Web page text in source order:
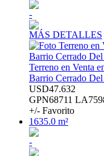
-
MÁS DETALLES
Terreno en Venta
Barrio Cerrado
USD47.632
GPN68711
+/- Favorito
1635.0 m²
-